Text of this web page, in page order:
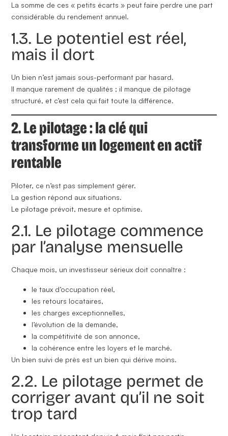
La somme de ces « petits écarts » peut faire perdre une part
considérable du rendement annuel.
1.3. Le potentiel est réel,
mais il dort
Un bien n’est jamais sous-performant par hasard.
Il manque rarement de qualités ; il manque de pilotage
structuré, et c’est cela qui fait toute la différence.
2. Le pilotage : la clé qui
transforme un logement en actif
rentable
Piloter, ce n’est pas simplement gérer.
La gestion répond aux situations.
Le pilotage prévoit, mesure et optimise.
2.1. Le pilotage commence
par l’analyse mensuelle
Chaque mois, un investisseur sérieux doit connaître :
le taux d’occupation réel,
les retours locataires,
les charges exceptionnelles,
l’évolution de la demande,
la compétitivité de son annonce,
la cohérence entre les loyers et le marché.
Un bien suivi de près est un bien qui dérive moins.
2.2. Le pilotage permet de
corriger avant qu’il ne soit
trop tard